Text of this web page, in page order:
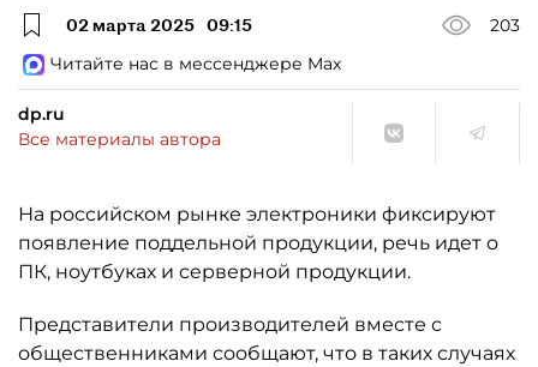
02 марта 2025 09:15
203
Читайте нас в мессенджере Max
dp.ru
Все материалы автора
На российском рынке электроники фиксируют
появление поддельной продукции, речь идет о
ПК, ноутбуках и серверной продукции.
Представители производителей вместе с
общественниками сообщают, что в таких случаях